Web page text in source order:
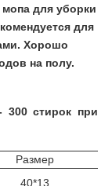
мопа для уборки
для
Хорошо
на полу.
стирок при
Размер
40*13